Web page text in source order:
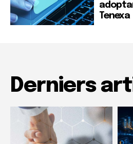
Tenexa
Derniers